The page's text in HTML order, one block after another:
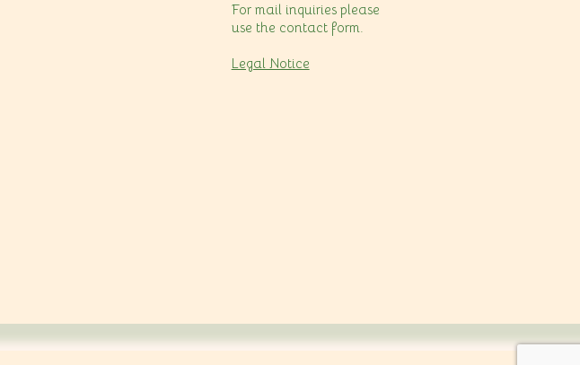
For mail inquiries please
use the contact form.
Legal Notice